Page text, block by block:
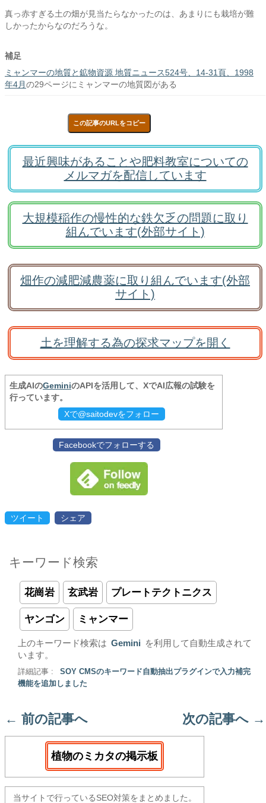
真っ赤すぎる土の畑が見当たらなかったのは、あまりにも栽培が難
しかったからなのだろうな。
補足
ミャンマーの地質と鉱物資源 地質ニュース524号、14-31頁、1998
年4月の29ページにミャンマーの地質図がある
この記事のURLをコピー
最近興味があることや肥料教室についての
メルマガを配信しています
大規模稲作の慢性的な鉄欠乏の問題に取り
組んでいます(外部サイト)
畑作の減肥減農薬に取り組んでいます(外部
サイト)
土を理解する為の探求マップを開く
生成AIのGeminiのAPIを活用して、XでAI広報の試験を
行っています。
Xで@saitodevをフォロー
Facebookでフォローする
ツイート シェア
キーワード検索
花崗岩 玄武岩 プレートテクトニクス
ヤンゴン ミャンマー
上のキーワード検索は Gemini
を利用して自動生成されて
います。
詳細記事 :
SOY CMSのキーワード自動抽出プラグインで入力補完
機能を追加しました
← 前の記事へ 次の記事へ →
植物のミカタの掲示板
当サイトで行っているSEO対策をまとめました。